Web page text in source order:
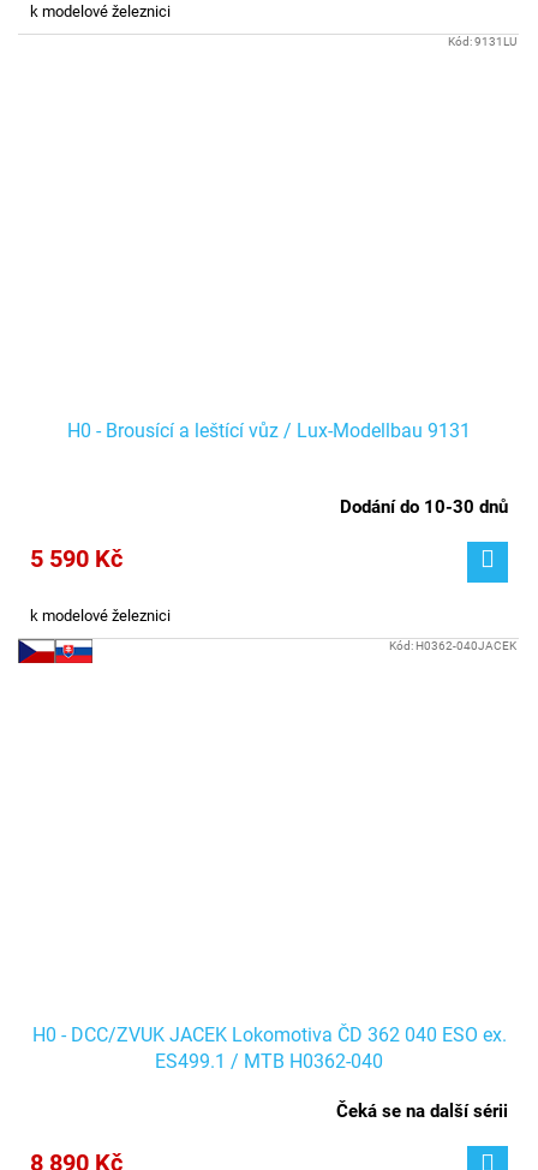
k modelové železnici
H0 - Brousící a leštící vůz / Lux-Modellbau 9131
Dodání do 10-30 dnů
5 590 Kč
k modelové železnici
Kód:9131LU
H0 - DCC/ZVUK JACEK Lokomotiva ČD 362 040 ESO ex.
ES499.1 / MTB H0362-040
Čeká se na další sérii
8 890 Kč
Kód:H0362-040JACEK